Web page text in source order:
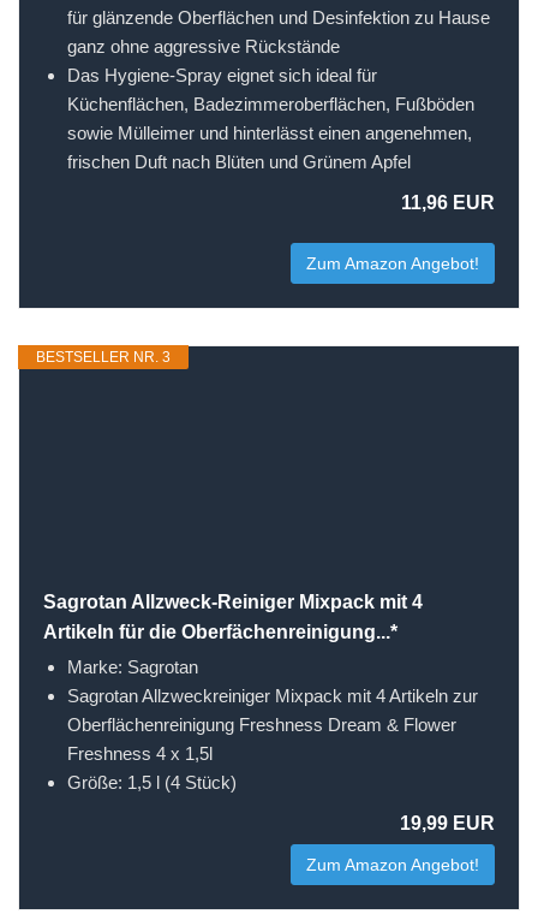
für glänzende Oberflächen und Desinfektion zu Hause
ganz ohne aggressive Rückstände
Das Hygiene-Spray eignet sich ideal für
Küchenflächen, Badezimmeroberflächen, Fußböden
sowie Mülleimer und hinterlässt einen angenehmen,
frischen Duft nach Blüten und Grünem Apfel
11,96 EUR
Zum Amazon Angebot!
BESTSELLER NR. 3
Sagrotan Allzweck-Reiniger Mixpack mit 4
Artikeln für die Oberfächenreinigung...*
Marke: Sagrotan
Sagrotan Allzweckreiniger Mixpack mit 4 Artikeln zur
Oberflächenreinigung Freshness Dream & Flower
Freshness 4 x 1,5l
Größe: 1,5 l (4 Stück)
19,99 EUR
Zum Amazon Angebot!